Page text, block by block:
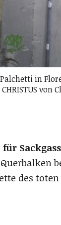
in
CHRISTUS von
des